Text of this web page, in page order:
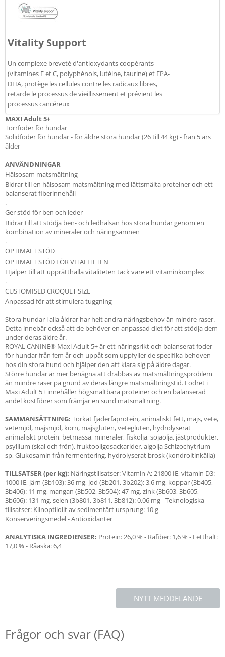
Vitality Support
Un complexe breveté d'antioxydants coopérants
(vitamines E et C, polyphénols, lutéine, taurine) et EPA-
DHA, protège les cellules contre les radicaux libres,
retarde le processus de vieillissement et prévient les
processus cancéreux
MAXI Adult 5+
Torrfoder för hundar
Solidfoder för hundar - för äldre stora hundar (26 till 44 kg) - från 5 års
ålder
ANVÄNDNINGAR
Hälsosam matsmältning
Bidrar till en hälsosam matsmältning med lättsmälta proteiner och ett
balanserat fiberinnehåll
.
Ger stöd för ben och leder
Bidrar till att stödja ben- och ledhälsan hos stora hundar genom en
kombination av mineraler och näringsämnen
.
OPTIMALT STÖD
OPTIMALT STÖD FÖR VITALITETEN
Hjälper till att upprätthålla vitaliteten tack vare ett vitaminkomplex
.
CUSTOMISED CROQUET SIZE
Anpassad för att stimulera tuggning
Stora hundar i alla åldrar har helt andra näringsbehov än mindre raser.
Detta innebär också att de behöver en anpassad diet för att stödja dem
under deras äldre år.
ROYAL CANINE® Maxi Adult 5+ är ett näringsrikt och balanserat foder
för hundar från fem år och uppåt som uppfyller de specifika behoven
hos din stora hund och hjälper den att klara sig på äldre dagar.
Större hundar är mer benägna att drabbas av matsmältningsproblem
än mindre raser på grund av deras längre matsmältningstid. Fodret i
Maxi Adult 5+ innehåller högsmältbara proteiner och en balanserad
andel kostfibrer som främjar en sund matsmältning.
SAMMANSÄTTNING: Torkat fjäderfäprotein, animaliskt fett, majs, vete,
vetemjöl, majsmjöl, korn, majsgluten, vetegluten, hydrolyserat
animaliskt protein, betmassa, mineraler, fiskolja, sojaolja, jästprodukter,
psyllium (skal och frön), fruktooligosackarider, algolja Schizochytrium
sp, Glukosamin från fermentering, hydrolyserat brosk (kondroitinkälla)
TILLSATSER (per kg): Näringstillsatser: Vitamin A: 21800 IE, vitamin D3:
1000 IE, järn (3b103): 36 mg, jod (3b201, 3b202): 3,6 mg, koppar (3b405,
3b406): 11 mg, mangan (3b502, 3b504): 47 mg, zink (3b603, 3b605,
3b606): 131 mg, selen (3b801, 3b811, 3b812): 0,06 mg - Teknologiska
tillsatser: Klinoptilolit av sedimentärt ursprung: 10 g -
Konserveringsmedel - Antioxidanter
ANALYTISKA INGREDIENSER: Protein: 26,0 % - Råfiber: 1,6 % - Fetthalt:
17,0 % - Råaska: 6,4
NYTT MEDDELANDE
Frågor och svar (FAQ)